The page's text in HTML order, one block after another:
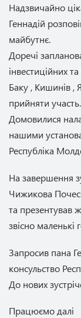
Надзвичайно
Геннадій
майбутнє.
Доречі
інвестиційних
Баку , Кишинів ,
прийняти участь.
Домовилися
нашими
Республіка
На завершення
Чижикова
та презентував
звісно маленькі
Запросив пана
консульство
До нових
Працюємо далі